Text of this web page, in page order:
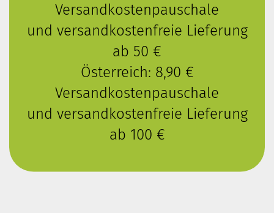
Versandkostenpauschale
und versandkostenfreie Lieferung
ab 50 €
Österreich: 8,90 €
Versandkostenpauschale
und versandkostenfreie Lieferung
ab 100 €